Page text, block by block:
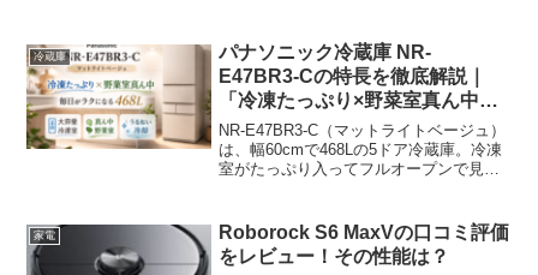
いる人に向けて、後悔しない選び方を紹
介します。
冷蔵庫
パナソニック冷蔵庫 NR-
E47BR3-Cの特長を徹底解説｜
「冷凍たっぷり×野菜室真ん中」
で毎日がラクになる468L
NR-E47BR3-C（マットライトベージュ）
は、幅60cmで468Lの5ドア冷蔵庫。冷凍
室がたっぷり入ってフルオープンで見渡
ど、“毎日ラクになるポイント”を公式情報
ベースでまとめます。
家電
Roborock S6 MaxVの口コミ評価
をレビュー！その性能は？